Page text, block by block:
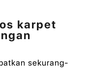
karpet
sekurang-